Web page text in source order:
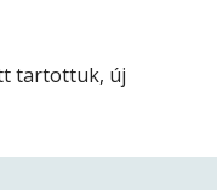
tartottuk, új